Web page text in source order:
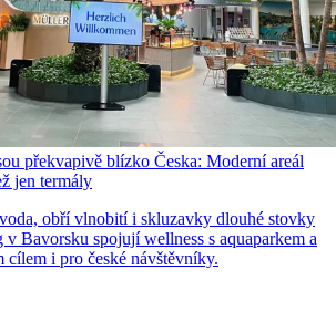
překvapivě blízko Česka: Moderní areál
jen termály
obří vlnobití i skluzavky dlouhé stovky
Bavorsku spojují wellness s aquaparkem a
i pro české návštěvníky.